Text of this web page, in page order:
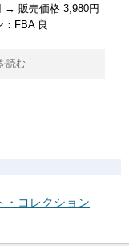
→ 販売価格 3,980円
FBA 良
読む
・コレクション